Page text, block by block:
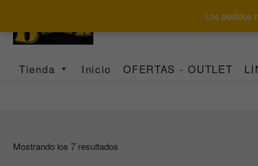
Los pedidos
contenido
Tienda Inicio OFERTAS - OUTLET
Mostrando los 7 resultados